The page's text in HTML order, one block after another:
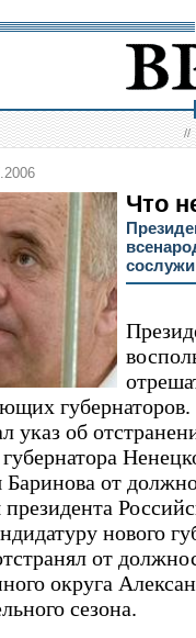
//
Что
указ об
Баринова от
президента
нового
от
округа
сезона.